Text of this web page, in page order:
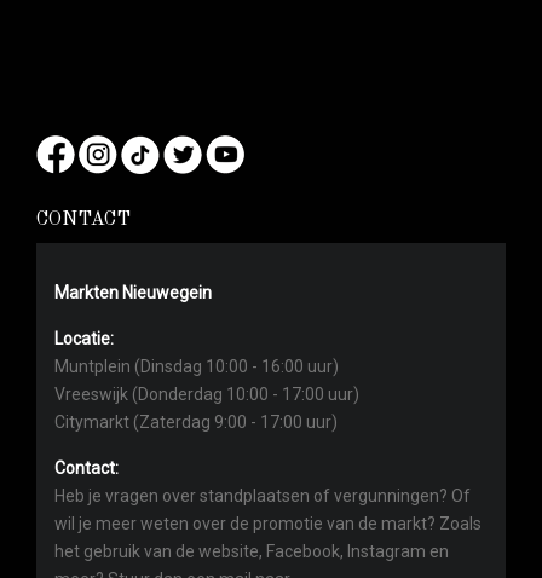
CONTACT
Markten Nieuwegein
Locatie:
Muntplein (Dinsdag 10:00 - 16:00 uur)
Vreeswijk (Donderdag 10:00 - 17:00 uur)
Citymarkt (Zaterdag 9:00 - 17:00 uur)
Contact:
Heb je vragen over standplaatsen of vergunningen? Of
wil je meer weten over de promotie van de markt? Zoals
het gebruik van de website, Facebook, Instagram en